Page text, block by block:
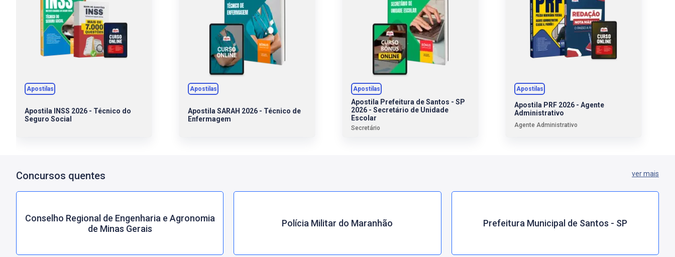
Apostilas
Apostila INSS 2026 - Técnico do
Seguro Social
Apostilas
Apostila SARAH 2026 - Técnico de
Enfermagem
Apostilas
Apostila Prefeitura de Santos - SP
2026 - Secretário de Unidade
Escolar
Secretário
Apostilas
Apostila PRF 2026 - Agente
Administrativo
Agente Administrativo
Concursos quentes ver mais
Conselho Regional de Engenharia e Agronomia
de Minas Gerais
Polícia Militar do Maranhão Prefeitura Municipal de Santos - SP